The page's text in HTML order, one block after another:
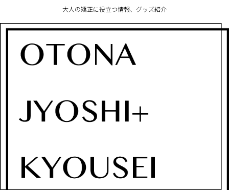
大人の矯正に役立つ情報、グッズ紹介